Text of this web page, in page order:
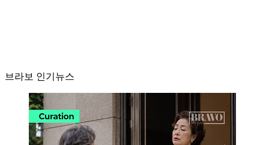
브라보 인기뉴스